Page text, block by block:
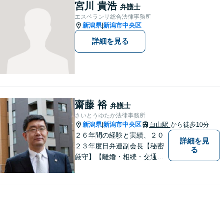
宮川 貴浩 弁護士
エスペランサ総合法律事務所
新潟県|新潟市中央区
詳細を見る
齋藤 裕 弁護士
さいとうゆたか法律事務所
新潟県|新潟市中央区 白山駅 から徒歩10分
２６年間の経験と実績、２０
２３年度日弁連副会長【秘密
厳守】【離婚・相続・交通事
詳細を見
る